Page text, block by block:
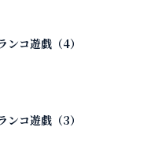
コ遊戯（4）
コ遊戯（3）